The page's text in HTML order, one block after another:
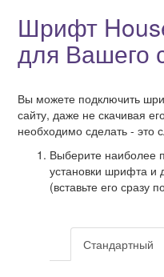
Шрифт
для Вашего
Вы можете подключить
сайту, даже не скачивая
необходимо сделать - это
Выберите наиболее
установки шрифта и
(вставьте его сразу
Стандартный